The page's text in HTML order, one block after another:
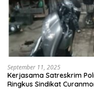
September 11, 2025
Kerjasama Satreskrim
Ringkus Sindikat